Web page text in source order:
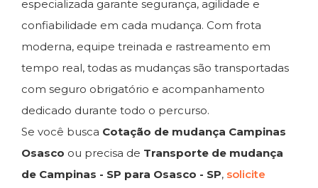
especializada garante segurança, agilidade e
confiabilidade em cada mudança. Com frota
moderna, equipe treinada e rastreamento em
tempo real, todas as mudanças são transportadas
com seguro obrigatório e acompanhamento
dedicado durante todo o percurso.
Se você busca Cotação de mudança Campinas
Osasco ou precisa de Transporte de mudança
de Campinas - SP para Osasco - SP, solicite